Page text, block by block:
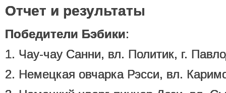
Отчет и результаты
Победители Бэбики:
1. Чау-чау Санни, вл. Политик, г.
2. Немецкая овчарка Рэсси, вл.